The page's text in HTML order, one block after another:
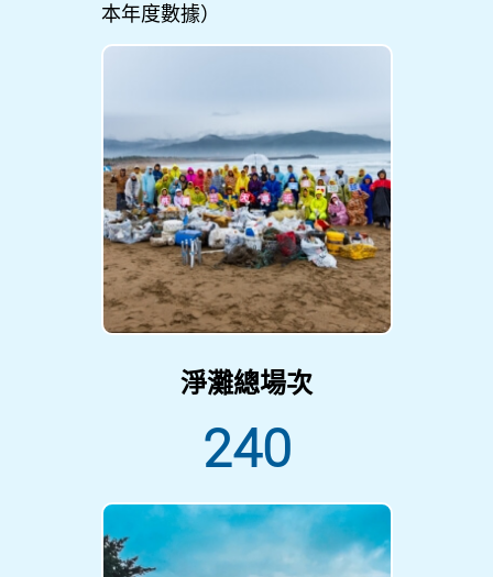
本年度數據）
淨灘總場次
240